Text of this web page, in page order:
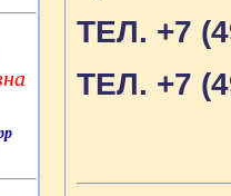
ТЕЛ. +7
ТЕЛ. +7